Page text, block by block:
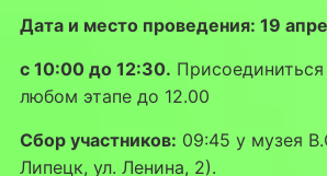
Дата и место проведения: 19
с 10:00 до 12:30.
любом этапе до 12.00
Сбор участников: 09:45 у музея
Липецк, ул. Ленина, 2).